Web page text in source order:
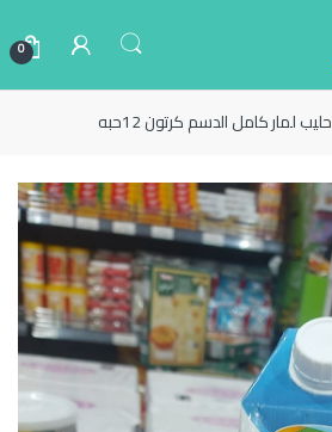
0
حليب لمار كامل الدسم كرتون 12حبه